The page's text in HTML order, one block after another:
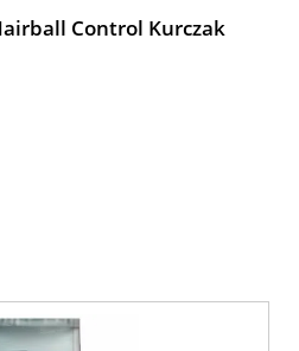
Control Kurczak